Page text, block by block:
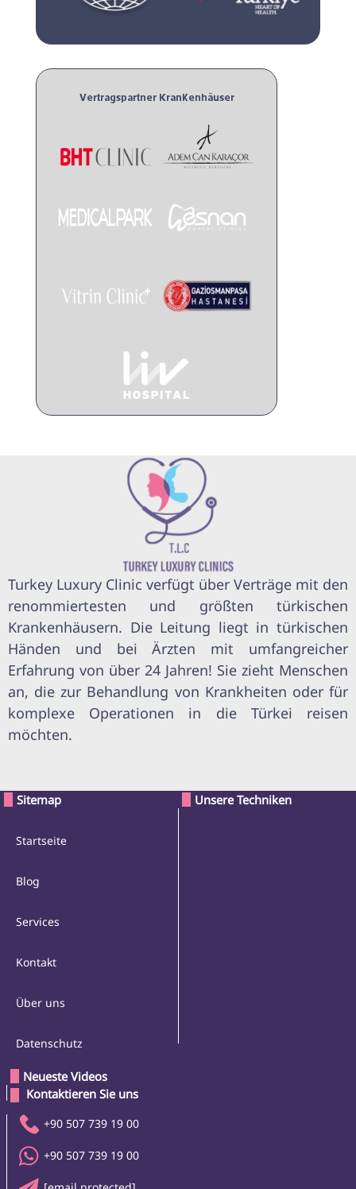
Vertragspartner Krankenhäuser
Turkey Luxury Clinic verfügt über Verträge mit den
renommiertesten und größten türkischen
Krankenhäusern. Die Leitung liegt in türkischen
Händen und bei Ärzten mit umfangreicher
Erfahrung von über 24 Jahren! Sie zieht Menschen
an, die zur Behandlung von Krankheiten oder für
komplexe Operationen in die Türkei reisen
möchten.
Sitemap
Startseite
Blog
Services
Kontakt
Über uns
Datenschutz
Unsere Techniken
Neueste Videos
Kontaktieren Sie uns
+90 507 739 19 00
+90 507 739 19 00